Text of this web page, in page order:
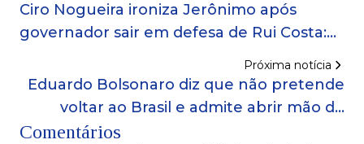
Ciro Nogueira ironiza Jerônimo após
governador sair em defesa de Rui Costa:
'Peço desculpas por mandar trabalhar'
Próxima notícia
Eduardo Bolsonaro diz que não pretende
voltar ao Brasil e admite abrir mão do
Comentários